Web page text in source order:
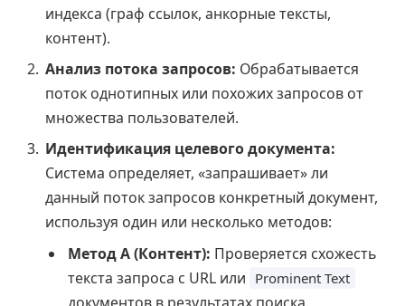
индекса (граф ссылок, анкорные тексты,
контент).
Анализ потока запросов: Обрабатывается
поток однотипных или похожих запросов от
множества пользователей.
Идентификация целевого документа:
Система определяет, «запрашивает» ли
данный поток запросов конкретный документ,
используя один или несколько методов:
Метод А (Контент): Проверяется схожесть
текста запроса с URL или Prominent Text